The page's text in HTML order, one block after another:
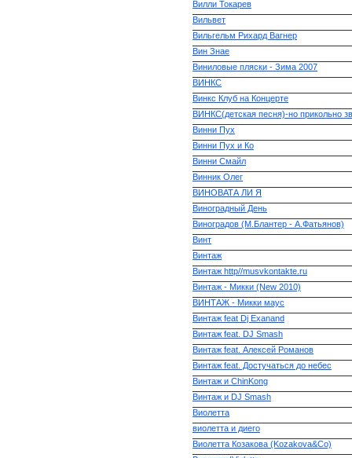
Вилли Токарев
Вильвет
Вильгельм Рихард Вагнер
Вин Знае
Виниловые пляски - Зима 2007
ВИНКС
Винкс Клуб на Концерте
ВИНКС(детская песня)-но прикольно
Винни Пух
Винни Пух и Ко
Винни Смайл
Винник Олег
ВИНОВАТА ЛИ Я
Виноградный День
Виноградов (М.Блантер - А.Фатьянов)
Винт
Винтаж
Винтаж http//musvkontakte.ru
Винтаж - Микки (New 2010)
ВИНТАЖ - Микки маус
Винтаж feat Dj Exanand
Винтаж feat. DJ Smash
Винтаж feat. Алексей Романов
Винтаж feat. Достучаться до небес
Винтаж и ChinKong
Винтаж и DJ Smash
Виолетта
виолетта и диего
Виолетта Козакова (Kozakova&Co)